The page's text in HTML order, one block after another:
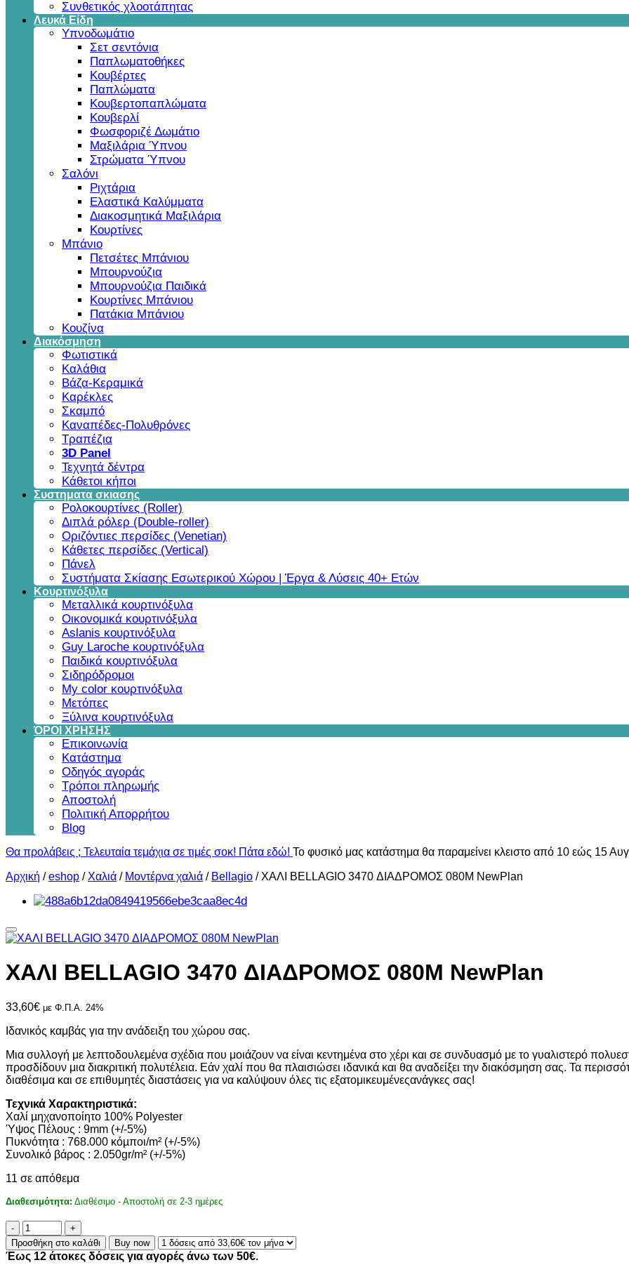
Συνθετικός χλοοτάπητας
Λευκά Είδη
Υπνοδωμάτιο
Σετ σεντόνια
Παπλωματοθήκες
Κουβέρτες
Παπλώματα
Κουβερτοπαπλώματα
Κουβερλί
Φωσφοριζέ Δωμάτιο
Μαξιλάρια Ύπνου
Στρώματα Ύπνου
Σαλόνι
Ριχτάρια
Ελαστικά Καλύμματα
Διακοσμητικά Μαξιλάρια
Κουρτίνες
Μπάνιο
Πετσέτες Μπάνιου
Μπουρνούζια
Μπουρνούζια Παιδικά
Κουρτίνες Μπάνιου
Πατάκια Μπάνιου
Κουζίνα
Διακόσμηση
Φωτιστικά
Καλάθια
Βάζα-Κεραμικά
Καρέκλες
Σκαμπό
Καναπέδες-Πολυθρόνες
Τραπέζια
3D Panel
Τεχνητά δέντρα
Κάθετοι κήποι
Συστηματα σκιασης
Ρολοκουρτίνες (Roller)
Διπλά ρόλερ (Double-roller)
Οριζόντιες περσίδες (Venetian)
Κάθετες περσίδες (Vertical)
Πάνελ
Συστήματα Σκίασης Εσωτερικού Χώρου | Έργα & Λύσεις 40+ Ετών
Κουρτινόξυλα
Μεταλλικά κουρτινόξυλα
Οικονομικά κουρτινόξυλα
Aslanis κουρτινόξυλα
Guy Laroche κουρτινόξυλα
Παιδικά κουρτινόξυλα
Σιδηρόδρομοι
My color κουρτινόξυλα
Μετόπες
Ξύλινα κουρτινόξυλα
ΌΡΟΙ ΧΡΗΣΗΣ
Επικοινωνία
Κατάστημα
Οδηγός αγοράς
Τρόποι πληρωμής
Αποστολή
Πολιτική Απορρήτου
Blog
Θα προλάβεις ; Τελευταία τεμάχια σε τιμές σοκ! Πάτα εδώ! Το φυσικό μας κατάστημα θα παραμείνει κλειστο από 10 εώς 15
Αρχική /eshop / Χαλιά / Μοντέρνα χαλιά / Bellagio / ΧΑΛΙ BELLAGIO 3470 ΔΙΑΔΡΟΜΟΣ 080M NewPlan
ΧΑΛΙ BELLAGIO 3470 ΔΙΑΔΡΟΜΟΣ 080M NewPlan
33,60€ με Φ.Π.Α. 24%
Ιδανικός καμβάς για την ανάδειξη του χώρου σας.
Μια συλλογή με λεπτοδουλεμένα σχέδια που μοιάζουν να είναι κεντημένα στο χέρι και σε συνδυασμό με το γυαλιστερό
προσδίδουν μια διακριτική πολυτέλεια. Εάν χαλί που θα πλαισιώσει ιδανικά και θα αναδείξει την διακόσμηση σας. Τα
διαθέσιμα και σε επιθυμητές διαστάσεις για να καλύψουν όλες τις εξατομικευμένεςανάγκες σας!
Τεχνικά Χαρακτηριστικά:
Χαλί µηχανοποίητο 100% Polyester
Ύψος Πέλους : 9mm (+/-5%)
Πυκνότητα : 768.000 κόµποι/m² (+/-5%)
Συνολικό βάρος : 2.050gr/m² (+/-5%)
11 σε απόθεμα
Διαθεσιμότητα: Διαθέσιμο - Αποστολή σε 2-3 ημέρες
ΧΑΛΙ
BELLAGIO
3470
ΔΙΑΔΡΟΜΟΣ
Προσθήκη στο καλάθι Buy now
Έως 12 άτοκες δόσεις για αγορές άνω των 50€.